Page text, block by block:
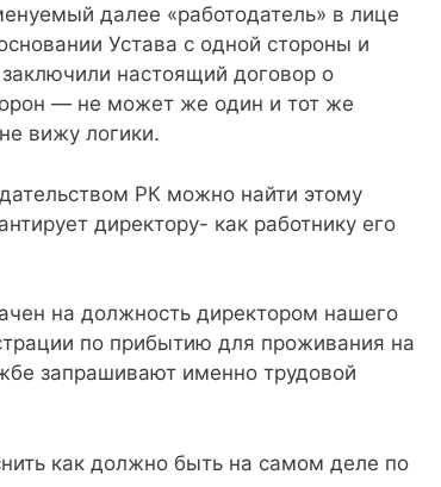
далее «работодатель» в лице
Устава с одной стороны и
настоящий договор о
— не может же один и тот же
вижу логики.
РК можно найти этому
директору- как работнику его
на должность директором нашего
по прибытию для проживания на
запрашивают именно трудовой
как должно быть на самом деле по